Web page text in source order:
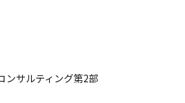
ンサルティング第2部